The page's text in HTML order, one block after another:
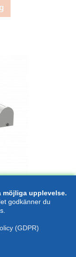
möjliga upplevelse.
godkänner du
(GDPR)